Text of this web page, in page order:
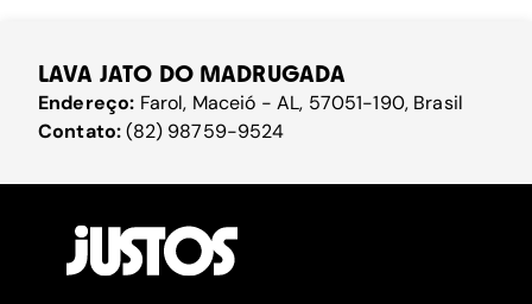
LAVA JATO DO MADRUGADA
Endereço: Farol, Maceió - AL, 57051-190, Brasil
Contato:(82) 98759-9524